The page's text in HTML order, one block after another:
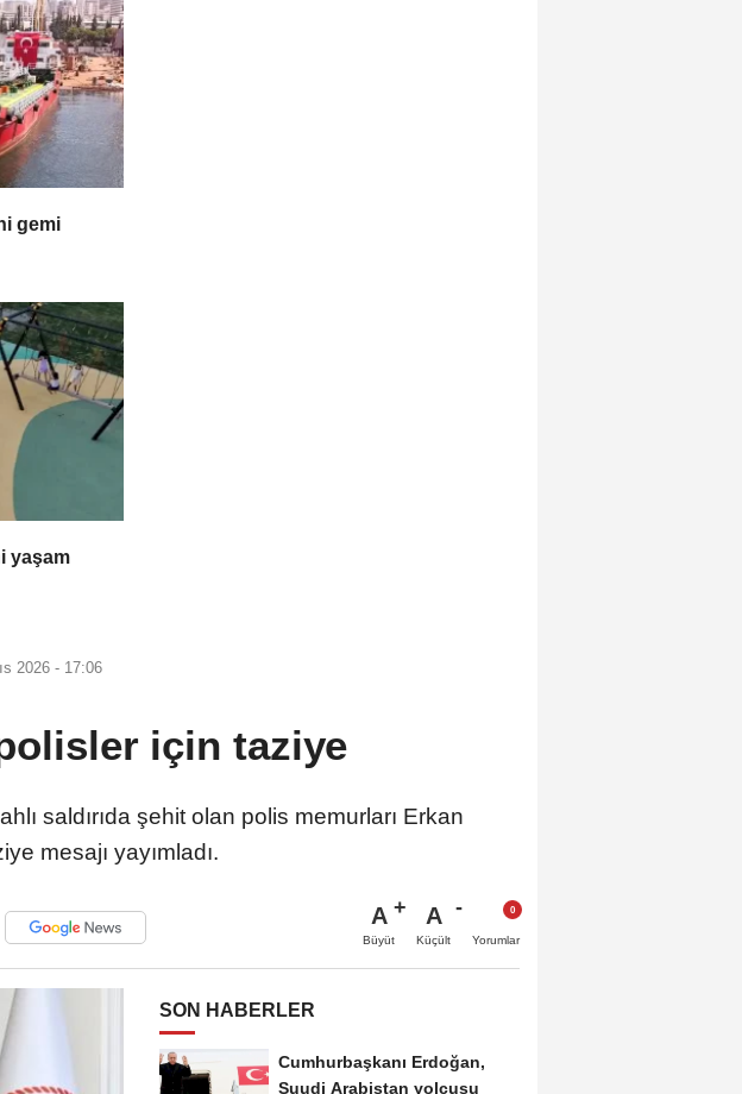
gemi
yaşam
2026 - 17:06
için taziye
saldırıda şehit olan polis memurları Erkan
mesajı yayımladı.
A
Büyüt
A
Küçült Yorumlar
SON HABERLER
Cumhurbaşkanı Erdoğan,
Suudi Arabistan yolcusu